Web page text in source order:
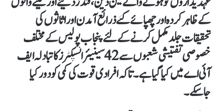
کے ظاہر کردہ اور چھپائے گئے ذرائع آمدن اور اثاثوں کی
تحقیقات جلد مکمل کرنے کے لئے پنجاب پولیس کے مختلف
خصوصی تفتیشی شعبوں سے 42 سینیئر انسپکٹرز کا تبادلہ ایف
آئی اے میں کیا گیا ہے۔ تاکہ افرادی قوت کی کمی کو دور کیا
جاسکے۔